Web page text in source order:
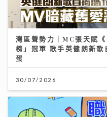
灣區聲勢力｜MC張天賦
榜」冠軍 歌手英健朗新
蛋
30/07/2026